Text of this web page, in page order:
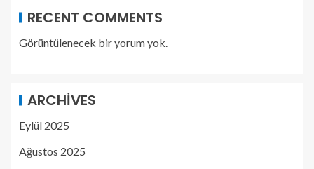
RECENT COMMENTS
Görüntülenecek bir yorum yok.
ARCHIVES
Eylül 2025
Ağustos 2025